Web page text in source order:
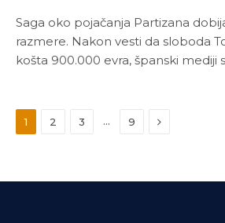
Saga oko pojačanja Partizana
razmere. Nakon vesti da sloboda
košta 900.000 evra, španski mediji
1 2 3 … 9 Next